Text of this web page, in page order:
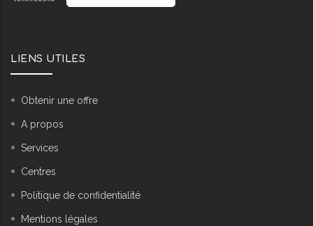
LIENS UTILES
Obtenir une offre
A propos
Services
Centres
Politique de confidentialité
Mentions légales